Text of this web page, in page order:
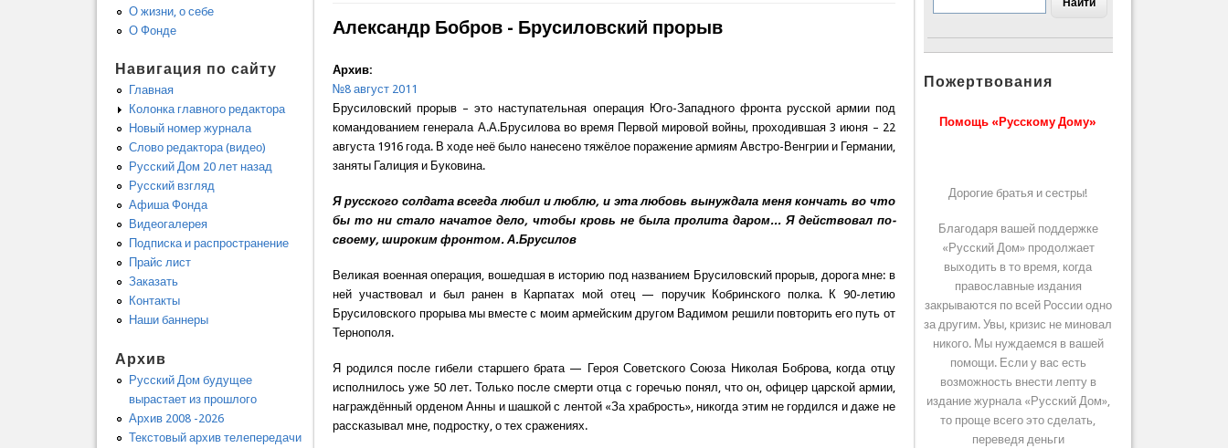
Александр Бобров - Брусиловский прорыв
Архив:
№8 август 2011
Брусиловский прорыв – это наступательная операция Юго-Западного фронта русской армии под
командованием генерала А.А.Брусилова во время Первой мировой войны, проходившая 3 июня – 22
августа 1916 года. В ходе неё было нанесено тяжёлое поражение армиям Австро-Венгрии и Германии,
заняты Галиция и Буковина.
Я русского солдата всегда любил и люблю, и эта любовь вынуждала меня кончать во что
бы то ни стало начатое дело, чтобы кровь не была пролита даром... Я действовал по-
своему, широким фронтом. А.Брусилов
Великая военная операция, вошедшая в историю под названием Брусиловский прорыв, дорога мне: в
ней участвовал и был ранен в Карпатах мой отец — поручик Кобринского полка. К 90-летию
Брусиловского прорыва мы вместе с моим армейским другом Вадимом решили повторить его путь от
Тернополя.
Я родился после гибели старшего брата — Героя Советского Союза Николая Боброва, когда отцу
исполнилось уже 50 лет. Только после смерти отца с горечью понял, что он, офицер царской армии,
награждённый орденом Анны и шашкой с лентой «За храбрость», никогда этим не гордился и даже не
рассказывал мне, подростку, о тех сражениях.
О жизни, о себе
О Фонде
Навигация по сайту
Главная
Колонка главного редактора
Новый номер журнала
Слово редактора (видео)
Русский Дом 20 лет назад
Русский взгляд
Афиша Фонда
Видеогалерея
Подписка и распространение
Прайс лист
Заказать
Контакты
Наши баннеры
Архив
Русский Дом будущее
вырастает из прошлого
Архив 2008 -2026
Текстовый архив телепередачи
Пожертвования
Помощь «Русскому Дому»
Дорогие братья и сестры!
Благодаря вашей поддержке
«Русский Дом» продолжает
выходить в то время, когда
православные издания
закрываются по всей России одно
за другим. Увы, кризис не миновал
никого. Мы нуждаемся в вашей
помощи. Если у вас есть
возможность внести лепту в
издание журнала «Русский Дом»,
то проще всего это сделать,
переведя деньги